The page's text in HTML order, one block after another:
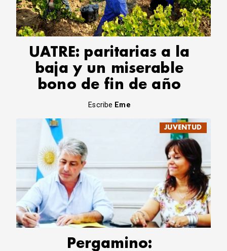
CORREO DE LECTORES
DEBATE
ARCHIVO
DECLARACIONES
OPINIÓN
ALTAMIRA RESPONDE
Política Obrera Revista
CONTACTO
UATRE: paritarias a la
baja y un miserable
bono de fin de año
Escribe Eme
JUVENTUD
Pergamino: